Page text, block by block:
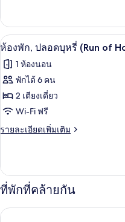
ปลอด
บุหรี่
(Japanese)
เกี่ยว
กับ
ห้อง
ลัก
ซ์,
บุหรี่
(Japanese)
เปิด
ภาพถ่าย
ทั้งหมด
ของ
ห้อง
พัก,
บุหรี่
(Run
of
House,
5
ห้องพัก, ปลอดบุหรี่ (Run of
1 ห้องนอน
พักได้ 6 คน
2 เตียงเดี่ยว
Wi-Fi ฟรี
รายละเอียดเพิ่มเติม
ราย
เกี่ยว
กับ
ห้อง
พัก,
ปลอด
ที่พักที่คล้ายกัน
โมนเดย์ อพาร์ท เพรเมี่ยม อุเ